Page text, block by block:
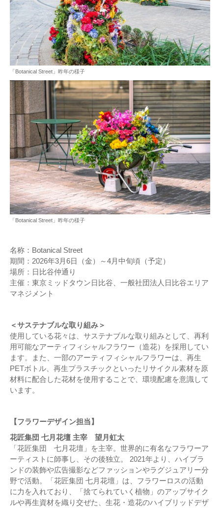
「Botanical Street」昨年の様子
「Botanical Street」昨年の様子
名称：Botanical Street
期間：2026年3月6日（金）～4月中旬頃（予定）
場所：日比谷仲通り
主催：東京ミッドタウン日比谷、一般社団法人日比谷エリア
マネジメント
＜サステナブルな取り組み＞
使用している花々は、サステナブルな取り組みとして、再利
用可能なアーティフィシャルフラワー（造花）を採用してい
ます。また、一部のアーティフィシャルフラワーは、再生
PETボトル、再生プラスチックといったリサイクル素材を原
材料に配合した花材を使用することで、環境配慮を意識して
います。
【フラワーデザイン担当】
花匠集団 七月花壇 主宰 望月虹太
「花匠集団 七月花壇」を主宰。世界的に有名なフラワーア
ーティストに師事し、その後独立。 2021年より、ハイブラ
ンドの装飾や広告撮影などファッションやラグジュアリー分
野で活動。「花匠集団 七月花壇」は、フラワーロスの活動
に力を入れており、「捨てられていく植物」のアップサイク
ルや再生資材を織り交ぜた、生花・造花のハイブリッドデザ